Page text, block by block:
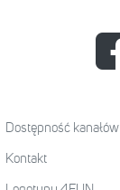
Dostępność kanałów
Kontakt